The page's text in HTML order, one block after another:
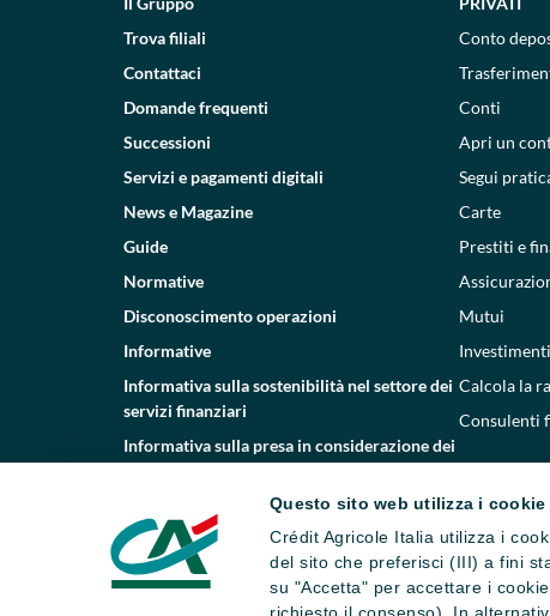
Questo sito web utilizza i cookie
Crédit Agricole Italia utilizza i
del sito che preferisci (III) a fini
su "Accetta" per accettare i
Trova filiali
Contattaci
Domande frequenti
Successioni
Servizi e pagamenti digitali
News e Magazine
Guide
Normative
Disconoscimento operazioni
Informative
Informativa sulla sostenibilità nel settore dei
servizi finanziari
Informativa sulla presa in considerazione dei
Whistleblowing
Conto
Conti
Apri un
Segui
Carte
Prestiti e
Mutui
Investimenti
Calcola la
Consulenti